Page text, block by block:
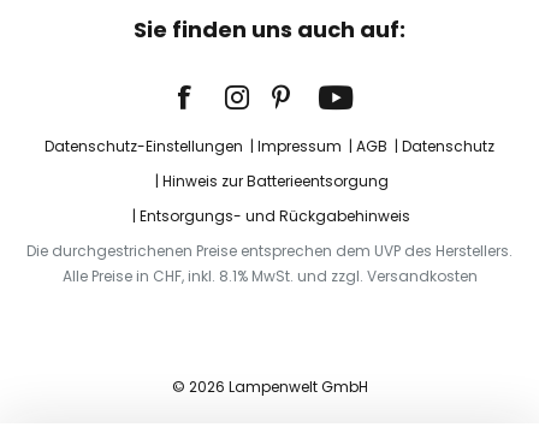
Sie finden uns auch auf:
Datenschutz-Einstellungen Impressum AGB
Datenschutz
Hinweis zur Batterieentsorgung
Entsorgungs- und Rückgabehinweis
Die durchgestrichenen Preise entsprechen dem UVP des Herstellers.
Alle Preise in CHF, inkl. 8.1% MwSt. und zzgl. Versandkosten
© 2026 Lampenwelt GmbH